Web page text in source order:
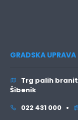
GRADSKA
Trg palih
Šibenik
022 431 000 •